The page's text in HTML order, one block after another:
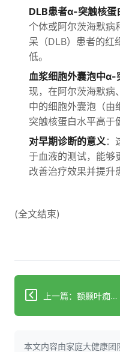
DLB患者α-突触核蛋
个体或阿尔茨海默病
呆（DLB）患者的红
低。
血浆细胞外囊泡中α-
现，在阿尔茨海默病
中的细胞外囊泡（由
突触核蛋白水平高于
对早期诊断的意义：
于血液的测试，能够
改善治疗效果并提升
(全文结束)
上一篇：额颞叶痴呆（FTD）患者的七月四日体验：挑战与应对
本文内容由家庭大健康